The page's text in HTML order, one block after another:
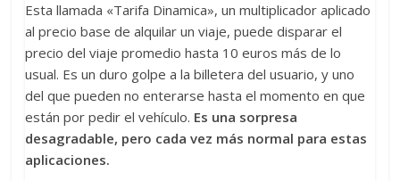
Esta llamada «Tarifa Dinamica», un multiplicador aplicado
al precio base de alquilar un viaje, puede disparar el
precio del viaje promedio hasta 10 euros más de lo
usual. Es un duro golpe a la billetera del usuario, y uno
del que pueden no enterarse hasta el momento en que
están por pedir el vehículo. Es una sorpresa
desagradable, pero cada vez más normal para estas
aplicaciones.